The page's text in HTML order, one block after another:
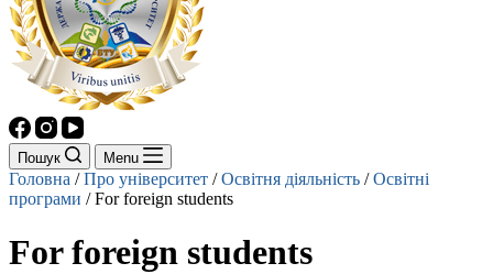
Пошук Menu
Головна /Про університет /Освітня діяльність /Освітні
програми /For foreign students
For foreign students